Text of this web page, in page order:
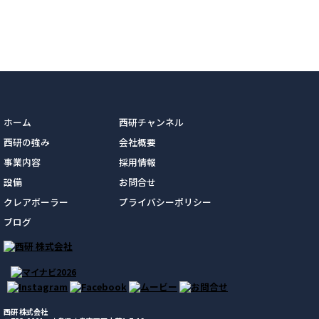
ホーム
西研の強み
事業内容
設備
クレアボーラー
ブログ
西研チャンネル
会社概要
採用情報
お問合せ
プライバシーポリシー
西研 株式会社